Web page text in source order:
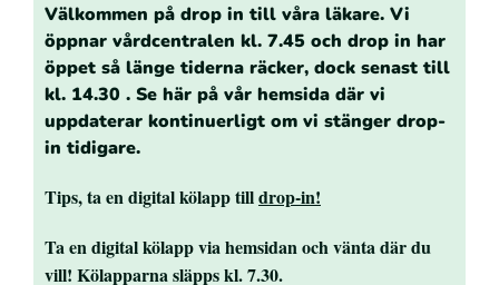
Välkommen på drop in till våra läkare. Vi
öppnar vårdcentralen kl. 7.45 och drop in har
öppet så länge tiderna räcker, dock senast till
kl. 14.30 . Se här på vår hemsida där vi
uppdaterar kontinuerligt om vi stänger drop-
in tidigare.
Tips, ta en digital kölapp tilldrop-in!
Ta en digital kölapp via hemsidan och vänta där du
vill! Kölapparna släpps kl. 7.30.